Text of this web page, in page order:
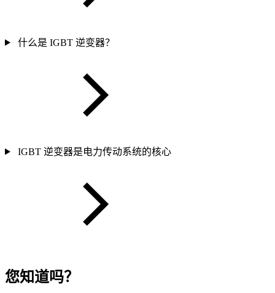
什么是 IGBT 逆变器？
IGBT 逆变器是电力传动系统的核心
您知道吗？